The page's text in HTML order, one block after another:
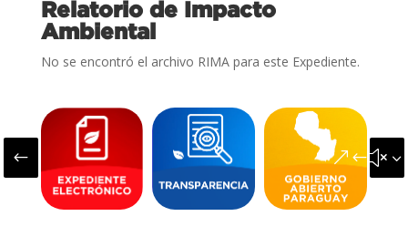
Relatorio de Impacto
Ambiental
No se encontró el archivo RIMA para este Expediente.
#